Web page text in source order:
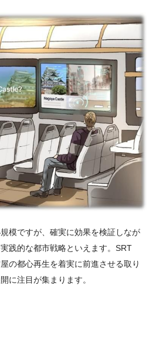
模ですが、確実に効果を検証しなが
践的な都市戦略といえます。SRT
の都心再生を着実に前進させる取り
に注目が集まります。